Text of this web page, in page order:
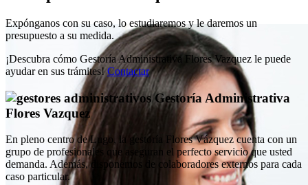
Despreocúpese de todo el papeleo, nosotros nos encargamos
Expónganos con su caso, lo estudiaremos y le daremos un
presupuesto a su medida.
¡Descubra cómo Gestoría Administrativa Flores Vazquez le puede
ayudar en sus trámites! Contactar
Gestoría Administrativa
Flores Vazquez
En pleno centro de Lugo, la gestoría Flores Vázquez cuenta con un
grupo de profesionales que aseguran el perfecto servicio que usted
demanda. Además, disponemos de colaboradores externos para cada
caso particular.